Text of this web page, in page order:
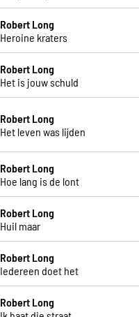
Robert Long
Heroine kraters
Robert Long
Het is jouw schuld
Robert Long
Het leven was lijden
Robert Long
Hoe lang is de lont
Robert Long
Huil maar
Robert Long
Iedereen doet het
Robert Long